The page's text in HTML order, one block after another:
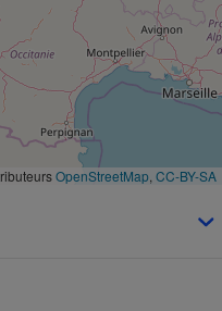
OpenStreetMap CC-BY-SA
Complément
alimentaire
Assurance emprunteur
Petit électroménager -
Mutuelle